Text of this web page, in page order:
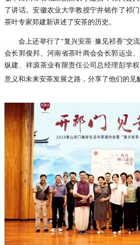
了讲话。安徽农业大学教授宁井铭作了祁
茶叶专家郑建新讲述了安茶的历史。
会上还举行了“复兴安茶·豫见祁香”交
会长郭俊邦、河南省茶叶商会会长郭运业
纵建、祥源茶业有限责任公司总经理彭学
意义和未来安茶发展之路，分享了他们的见